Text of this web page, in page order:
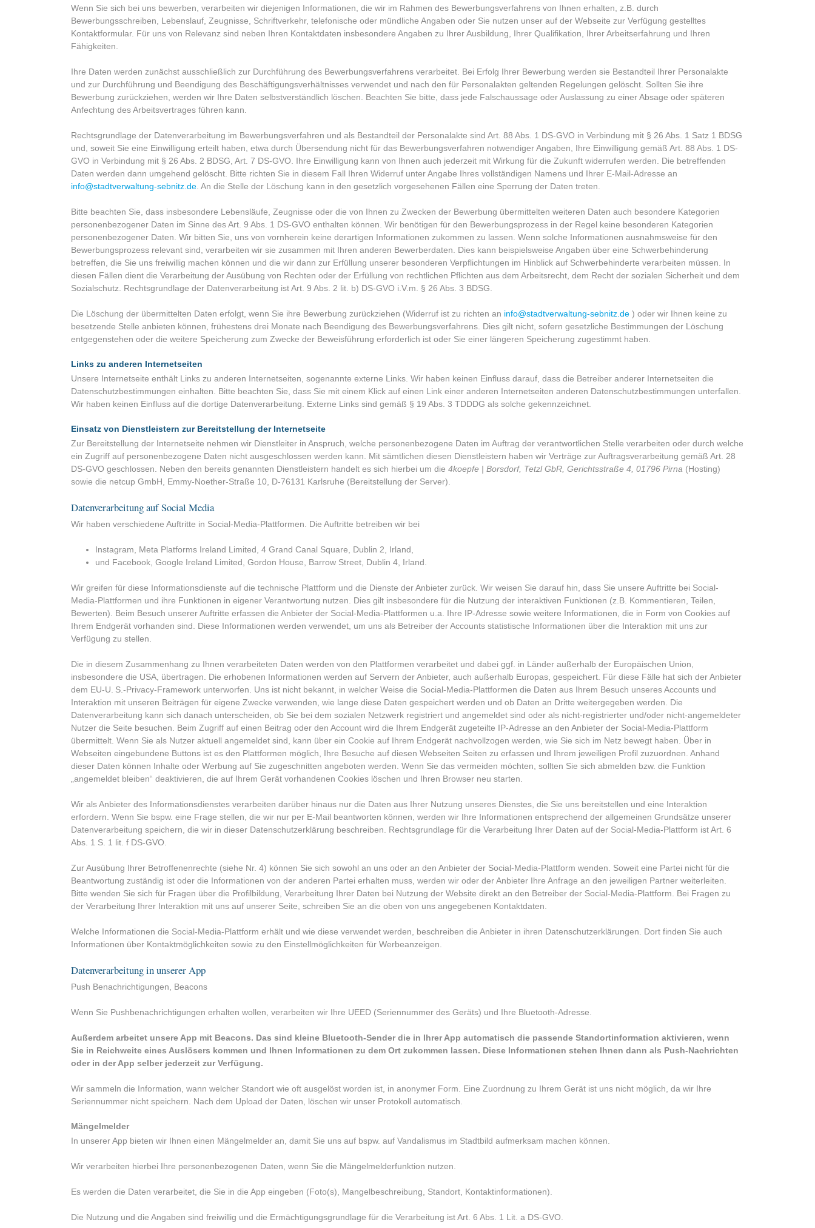
Wenn Sie sich bei uns bewerben, verarbeiten wir diejenigen Informationen, die wir im Rahmen des Bewerbungsverfahrens von Ihnen erhalten, z.B. durch
Bewerbungsschreiben, Lebenslauf, Zeugnisse, Schriftverkehr, telefonische oder mündliche Angaben oder Sie nutzen unser auf der Webseite zur Verfügung gestelltes
Kontaktformular. Für uns von Relevanz sind neben Ihren Kontaktdaten insbesondere Angaben zu Ihrer Ausbildung, Ihrer Qualifikation, Ihrer Arbeitserfahrung und Ihren
Fähigkeiten.
Ihre Daten werden zunächst ausschließlich zur Durchführung des Bewerbungsverfahrens verarbeitet. Bei Erfolg Ihrer Bewerbung werden sie Bestandteil Ihrer Personalakte
und zur Durchführung und Beendigung des Beschäftigungsverhältnisses verwendet und nach den für Personalakten geltenden Regelungen gelöscht. Sollten Sie ihre
Bewerbung zurückziehen, werden wir Ihre Daten selbstverständlich löschen. Beachten Sie bitte, dass jede Falschaussage oder Auslassung zu einer Absage oder späteren
Anfechtung des Arbeitsvertrages führen kann.
Rechtsgrundlage der Datenverarbeitung im Bewerbungsverfahren und als Bestandteil der Personalakte sind Art. 88 Abs. 1 DS-GVO in Verbindung mit § 26 Abs. 1 Satz 1 BDSG
und, soweit Sie eine Einwilligung erteilt haben, etwa durch Übersendung nicht für das Bewerbungsverfahren notwendiger Angaben, Ihre Einwilligung gemäß Art. 88 Abs. 1 DS-
GVO in Verbindung mit § 26 Abs. 2 BDSG, Art. 7 DS-GVO. Ihre Einwilligung kann von Ihnen auch jederzeit mit Wirkung für die Zukunft widerrufen werden. Die betreffenden
Daten werden dann umgehend gelöscht. Bitte richten Sie in diesem Fall Ihren Widerruf unter Angabe Ihres vollständigen Namens und Ihrer E-Mail-Adresse an
info@stadtverwaltung-sebnitz.de . An die Stelle der Löschung kann in den gesetzlich vorgesehenen Fällen eine Sperrung der Daten treten.
Bitte beachten Sie, dass insbesondere Lebensläufe, Zeugnisse oder die von Ihnen zu Zwecken der Bewerbung übermittelten weiteren Daten auch besondere Kategorien
personenbezogener Daten im Sinne des Art. 9 Abs. 1 DS-GVO enthalten können. Wir benötigen für den Bewerbungsprozess in der Regel keine besonderen Kategorien
personenbezogener Daten. Wir bitten Sie, uns von vornherein keine derartigen Informationen zukommen zu lassen. Wenn solche Informationen ausnahmsweise für den
Bewerbungsprozess relevant sind, verarbeiten wir sie zusammen mit Ihren anderen Bewerberdaten. Dies kann beispielsweise Angaben über eine Schwerbehinderung
betreffen, die Sie uns freiwillig machen können und die wir dann zur Erfüllung unserer besonderen Verpflichtungen im Hinblick auf Schwerbehinderte verarbeiten müssen. In
diesen Fällen dient die Verarbeitung der Ausübung von Rechten oder der Erfüllung von rechtlichen Pflichten aus dem Arbeitsrecht, dem Recht der sozialen Sicherheit und dem
Sozialschutz. Rechtsgrundlage der Datenverarbeitung ist Art. 9 Abs. 2 lit. b) DS-GVO i.V.m. § 26 Abs. 3 BDSG.
Die Löschung der übermittelten Daten erfolgt, wenn Sie ihre Bewerbung zurückziehen (Widerruf ist zu richten an info@stadtverwaltung-sebnitz.de ) oder wir Ihnen keine zu
besetzende Stelle anbieten können, frühestens drei Monate nach Beendigung des Bewerbungsverfahrens. Dies gilt nicht, sofern gesetzliche Bestimmungen der Löschung
entgegenstehen oder die weitere Speicherung zum Zwecke der Beweisführung erforderlich ist oder Sie einer längeren Speicherung zugestimmt haben.
Links zu anderen Internetseiten
Unsere Internetseite enthält Links zu anderen Internetseiten, sogenannte externe Links. Wir haben keinen Einfluss darauf, dass die Betreiber anderer Internetseiten die
Datenschutzbestimmungen einhalten. Bitte beachten Sie, dass Sie mit einem Klick auf einen Link einer anderen Internetseiten anderen Datenschutzbestimmungen unterfallen.
Wir haben keinen Einfluss auf die dortige Datenverarbeitung. Externe Links sind gemäß § 19 Abs. 3 TDDDG als solche gekennzeichnet.
Einsatz von Dienstleistern zur Bereitstellung der Internetseite
Zur Bereitstellung der Internetseite nehmen wir Dienstleiter in Anspruch, welche personenbezogene Daten im Auftrag der verantwortlichen Stelle verarbeiten oder durch welche
ein Zugriff auf personenbezogene Daten nicht ausgeschlossen werden kann. Mit sämtlichen diesen Dienstleistern haben wir Verträge zur Auftragsverarbeitung gemäß Art. 28
DS-GVO geschlossen. Neben den bereits genannten Dienstleistern handelt es sich hierbei um die 4koepfe | Borsdorf, Tetzl GbR, Gerichtsstraße 4, 01796 Pirna (Hosting)
sowie die netcup GmbH, Emmy-Noether-Straße 10, D-76131 Karlsruhe (Bereitstellung der Server).
Datenverarbeitung auf Social Media
Wir haben verschiedene Auftritte in Social-Media-Plattformen. Die Auftritte betreiben wir bei
Instagram, Meta Platforms Ireland Limited, 4 Grand Canal Square, Dublin 2, Irland,
und Facebook, Google Ireland Limited, Gordon House, Barrow Street, Dublin 4, Irland.
Wir greifen für diese Informationsdienste auf die technische Plattform und die Dienste der Anbieter zurück. Wir weisen Sie darauf hin, dass Sie unsere Auftritte bei Social-
Media-Plattformen und ihre Funktionen in eigener Verantwortung nutzen. Dies gilt insbesondere für die Nutzung der interaktiven Funktionen (z.B. Kommentieren, Teilen,
Bewerten). Beim Besuch unserer Auftritte erfassen die Anbieter der Social-Media-Plattformen u.a. Ihre IP-Adresse sowie weitere Informationen, die in Form von Cookies auf
Ihrem Endgerät vorhanden sind. Diese Informationen werden verwendet, um uns als Betreiber der Accounts statistische Informationen über die Interaktion mit uns zur
Verfügung zu stellen.
Die in diesem Zusammenhang zu Ihnen verarbeiteten Daten werden von den Plattformen verarbeitet und dabei ggf. in Länder außerhalb der Europäischen Union,
insbesondere die USA, übertragen. Die erhobenen Informationen werden auf Servern der Anbieter, auch außerhalb Europas, gespeichert. Für diese Fälle hat sich der Anbieter
dem EU-U. S.-Privacy-Framework unterworfen. Uns ist nicht bekannt, in welcher Weise die Social-Media-Plattformen die Daten aus Ihrem Besuch unseres Accounts und
Interaktion mit unseren Beiträgen für eigene Zwecke verwenden, wie lange diese Daten gespeichert werden und ob Daten an Dritte weitergegeben werden. Die
Datenverarbeitung kann sich danach unterscheiden, ob Sie bei dem sozialen Netzwerk registriert und angemeldet sind oder als nicht-registrierter und/oder nicht-angemeldeter
Nutzer die Seite besuchen. Beim Zugriff auf einen Beitrag oder den Account wird die Ihrem Endgerät zugeteilte IP-Adresse an den Anbieter der Social-Media-Plattform
übermittelt. Wenn Sie als Nutzer aktuell angemeldet sind, kann über ein Cookie auf Ihrem Endgerät nachvollzogen werden, wie Sie sich im Netz bewegt haben. Über in
Webseiten eingebundene Buttons ist es den Plattformen möglich, Ihre Besuche auf diesen Webseiten Seiten zu erfassen und Ihrem jeweiligen Profil zuzuordnen. Anhand
dieser Daten können Inhalte oder Werbung auf Sie zugeschnitten angeboten werden. Wenn Sie das vermeiden möchten, sollten Sie sich abmelden bzw. die Funktion
„angemeldet bleiben“ deaktivieren, die auf Ihrem Gerät vorhandenen Cookies löschen und Ihren Browser neu starten.
Wir als Anbieter des Informationsdienstes verarbeiten darüber hinaus nur die Daten aus Ihrer Nutzung unseres Dienstes, die Sie uns bereitstellen und eine Interaktion
erfordern. Wenn Sie bspw. eine Frage stellen, die wir nur per E-Mail beantworten können, werden wir Ihre Informationen entsprechend der allgemeinen Grundsätze unserer
Datenverarbeitung speichern, die wir in dieser Datenschutzerklärung beschreiben. Rechtsgrundlage für die Verarbeitung Ihrer Daten auf der Social-Media-Plattform ist Art. 6
Abs. 1 S. 1 lit. f DS-GVO.
Zur Ausübung Ihrer Betroffenenrechte (siehe Nr. 4) können Sie sich sowohl an uns oder an den Anbieter der Social-Media-Plattform wenden. Soweit eine Partei nicht für die
Beantwortung zuständig ist oder die Informationen von der anderen Partei erhalten muss, werden wir oder der Anbieter Ihre Anfrage an den jeweiligen Partner weiterleiten.
Bitte wenden Sie sich für Fragen über die Profilbildung, Verarbeitung Ihrer Daten bei Nutzung der Website direkt an den Betreiber der Social-Media-Plattform. Bei Fragen zu
der Verarbeitung Ihrer Interaktion mit uns auf unserer Seite, schreiben Sie an die oben von uns angegebenen Kontaktdaten.
Welche Informationen die Social-Media-Plattform erhält und wie diese verwendet werden, beschreiben die Anbieter in ihren Datenschutzerklärungen. Dort finden Sie auch
Informationen über Kontaktmöglichkeiten sowie zu den Einstellmöglichkeiten für Werbeanzeigen.
Datenverarbeitung in unserer App
Push Benachrichtigungen, Beacons
Wenn Sie Pushbenachrichtigungen erhalten wollen, verarbeiten wir Ihre UEED (Seriennummer des Geräts) und Ihre Bluetooth-Adresse.
Außerdem arbeitet unsere App mit Beacons. Das sind kleine Bluetooth-Sender die in Ihrer App automatisch die passende Standortinformation aktivieren, wenn
Sie in Reichweite eines Auslösers kommen und Ihnen Informationen zu dem Ort zukommen lassen. Diese Informationen stehen Ihnen dann als Push-Nachrichten
oder in der App selber jederzeit zur Verfügung.
Wir sammeln die Information, wann welcher Standort wie oft ausgelöst worden ist, in anonymer Form. Eine Zuordnung zu Ihrem Gerät ist uns nicht möglich, da wir Ihre
Seriennummer nicht speichern. Nach dem Upload der Daten, löschen wir unser Protokoll automatisch.
Mängelmelder
In unserer App bieten wir Ihnen einen Mängelmelder an, damit Sie uns auf bspw. auf Vandalismus im Stadtbild aufmerksam machen können.
Wir verarbeiten hierbei Ihre personenbezogenen Daten, wenn Sie die Mängelmelderfunktion nutzen.
Es werden die Daten verarbeitet, die Sie in die App eingeben (Foto(s), Mangelbeschreibung, Standort, Kontaktinformationen).
Die Nutzung und die Angaben sind freiwillig und die Ermächtigungsgrundlage für die Verarbeitung ist Art. 6 Abs. 1 Lit. a DS-GVO.